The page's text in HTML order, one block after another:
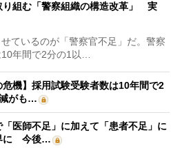
り組む「警察組織の構造改革」 実
ているのが「警察官不足」だ。警察
年間で2分の1以…
危機】採用試験受験者数は10年間で2
がも…
「医師不足」に加えて「患者不足」に
に 今後…